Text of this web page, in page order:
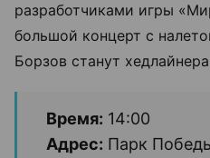
разработчиками игры
большой концерт с
Борзов станут
Время: 14:00
Адрес: Парк